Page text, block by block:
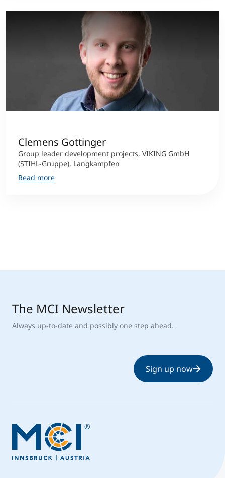
Clemens Gottinger
Group leader development projects, VIKING GmbH
(STIHL-Gruppe), Langkampfen
Read more
The MCI Newsletter
Always up-to-date and possibly one step ahead.
Sign up now